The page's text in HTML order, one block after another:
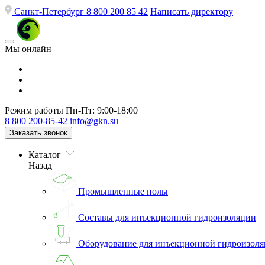
Санкт-Петербург 8 800 200 85 42 Написать директору
Мы онлайн
Режим работы Пн-Пт: 9:00-18:00
8 800 200-85-42 info@gkn.su
Заказать звонок
Каталог
Назад
Промышленные полы
Составы для инъекционной гидроизоляции
Оборудование для инъекционной